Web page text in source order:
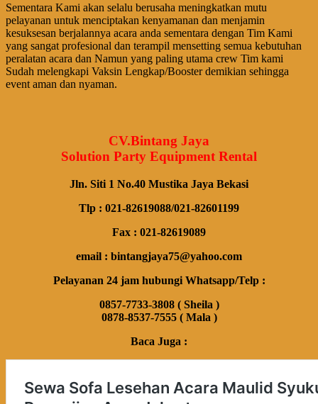
Sementara Kami akan selalu berusaha meningkatkan mutu
pelayanan untuk menciptakan kenyamanan dan menjamin
kesuksesan berjalannya acara anda sementara dengan Tim Kami
yang sangat profesional dan terampil mensetting semua kebutuhan
peralatan acara dan Namun yang paling utama crew Tim kami
Sudah melengkapi Vaksin Lengkap/Booster demikian sehingga
event aman dan nyaman.
CV.Bintang Jaya
Solution Party Equipment Rental
Jln. Siti 1 No.40 Mustika Jaya Bekasi
Tlp : 021-82619088/021-82601199
Fax : 021-82619089
email : bintangjaya75@yahoo.com
Pelayanan 24 jam hubungi Whatsapp/Telp :
0857-7733-3808 ( Sheila )
0878-8537-7555 ( Mala )
Baca Juga :